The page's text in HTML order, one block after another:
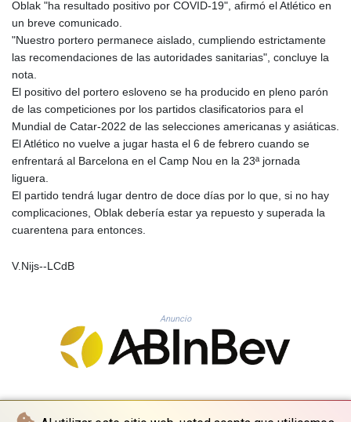
GIP 0.85882
GNF 10148.480495
HKD 9.063634
HUF 361.716561
ILS 3.470936
IMP 0.85882
JEP 0.85882
JMD 183.531544
JOD 0.819316
KES 149.514917
Oblak "ha resultado positivo por COVID-19", afirmó el Atlético en
un breve comunicado.
"Nuestro portero permanece aislado, cumpliendo estrictamente
las recomendaciones de las autoridades sanitarias", concluye la
nota.
El positivo del portero esloveno se ha producido en pleno parón
de las competiciones por los partidos clasificatorios para el
Mundial de Catar-2022 de las selecciones americanas y asiáticas.
El Atlético no vuelve a jugar hasta el 6 de febrero cuando se
enfrentará al Barcelona en el Camp Nou en la 23ª jornada
liguera.
El partido tendrá lugar dentro de doce días por lo que, si no hay
complicaciones, Oblak debería estar ya repuesto y superada la
cuarentena para entonces.
V.Nijs--LCdB
Anuncio